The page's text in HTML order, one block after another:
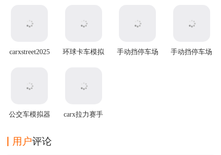
carxstreet2025
环球卡车模拟
手动挡停车场
手动挡停车场
公交车模拟器
carx拉力赛手
用户评论